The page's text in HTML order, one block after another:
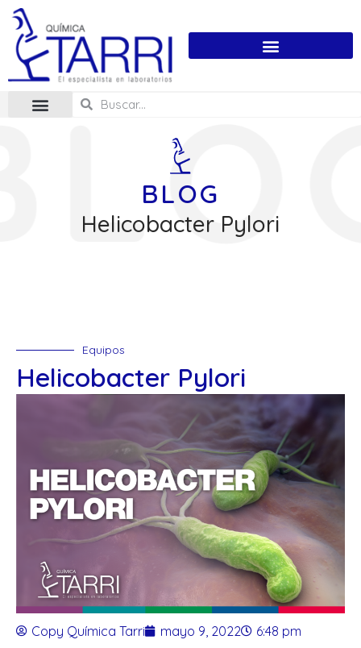
BLOG
Helicobacter Pylori
Equipos
Helicobacter Pylori
Copy Química Tarri mayo 9, 2022 6:48 pm